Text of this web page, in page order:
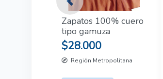
Zapatos 100% cuero
tipo gamuza
$28.000
Región Metropolitana
Previous